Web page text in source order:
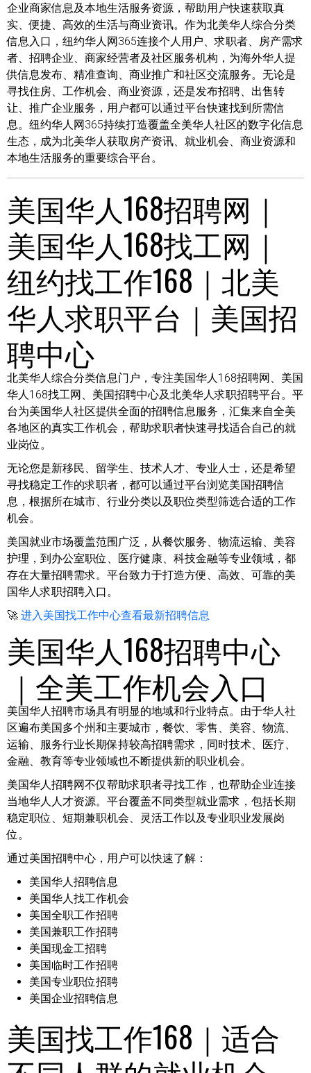
企业商家信息及本地生活服务资源，帮助用户快速获取真
实、便捷、高效的生活与商业资讯。作为北美华人综合分类
信息入口，纽约华人网365连接个人用户、求职者、房产需求
者、招聘企业、商家经营者及社区服务机构，为海外华人提
供信息发布、精准查询、商业推广和社区交流服务。无论是
寻找住房、工作机会、商业资源，还是发布招聘、出售转
让、推广企业服务，用户都可以通过平台快速找到所需信
息。纽约华人网365持续打造覆盖全美华人社区的数字化信息
生态，成为北美华人获取房产资讯、就业机会、商业资源和
本地生活服务的重要综合平台。
美国华人168招聘网｜
美国华人168找工网｜
纽约找工作168｜北美
华人求职平台｜美国招
聘中心
北美华人综合分类信息门户，专注美国华人168招聘网、美国
华人168找工网、美国招聘中心及北美华人求职招聘平台。平
台为美国华人社区提供全面的招聘信息服务，汇集来自全美
各地区的真实工作机会，帮助求职者快速寻找适合自己的就
业岗位。
无论您是新移民、留学生、技术人才、专业人士，还是希望
寻找稳定工作的求职者，都可以通过平台浏览美国招聘信
息，根据所在城市、行业分类以及职位类型筛选合适的工作
机会。
美国就业市场覆盖范围广泛，从餐饮服务、物流运输、美容
护理，到办公室职位、医疗健康、科技金融等专业领域，都
存在大量招聘需求。平台致力于打造方便、高效、可靠的美
国华人求职招聘入口。
🚀 进入美国找工作中心查看最新招聘信息
美国华人168招聘中心
｜全美工作机会入口
美国华人招聘市场具有明显的地域和行业特点。由于华人社
区遍布美国多个州和主要城市，餐饮、零售、美容、物流、
运输、服务行业长期保持较高招聘需求，同时技术、医疗、
金融、教育等专业领域也不断提供新的职业机会。
美国华人招聘网不仅帮助求职者寻找工作，也帮助企业连接
当地华人人才资源。平台覆盖不同类型就业需求，包括长期
稳定职位、短期兼职机会、灵活工作以及专业职业发展岗
位。
通过美国招聘中心，用户可以快速了解：
美国华人招聘信息
美国华人找工作机会
美国全职工作招聘
美国兼职工作招聘
美国现金工招聘
美国临时工作招聘
美国专业职位招聘
美国企业招聘信息
美国找工作168｜适合